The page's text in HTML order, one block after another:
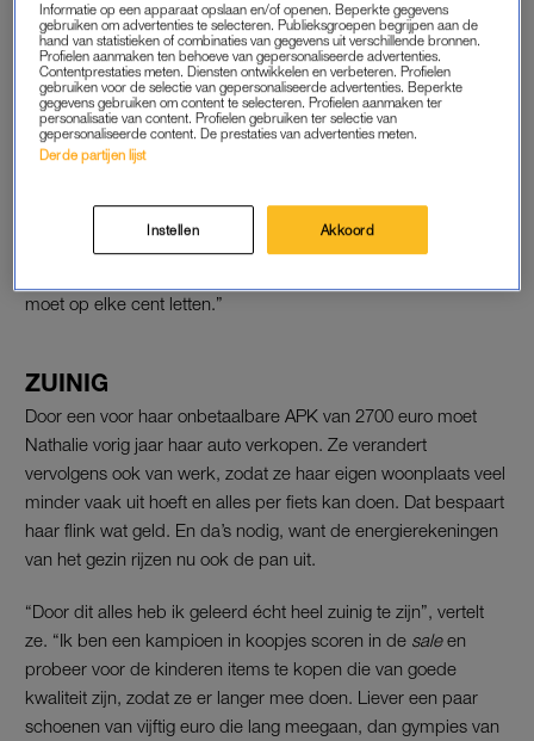
EX WIL SCHULDEN NIET AFBETALEN
Zo’n drie jaar geleden gaan de twee uit elkaar, de scheiding
verloopt erg moeizaam. Nathalies ex weigert sindsdien hun
gezamenlijke schulden mee af te betalen, waardoor deze
volledig bij haar komen te liggen.
moet op elke cent letten.”
ZUINIG
Door een voor haar onbetaalbare APK van 2700 euro moet
Nathalie vorig jaar haar auto verkopen. Ze verandert
vervolgens ook van werk, zodat ze haar eigen woonplaats veel
minder vaak uit hoeft en alles per fiets kan doen. Dat bespaart
haar flink wat geld. En da’s nodig, want de energierekeningen
van het gezin rijzen nu ook de pan uit.
“Door dit alles heb ik geleerd écht heel zuinig te zijn”, vertelt
ze. “Ik ben een kampioen in koopjes scoren in de saleen
probeer voor de kinderen items te kopen die van goede
kwaliteit zijn, zodat ze er langer mee doen. Liever een paar
schoenen van vijftig euro die lang meegaan, dan gympies van
Informatie op een apparaat opslaan en/of openen. Beperkte gegevens
gebruiken om advertenties te selecteren. Publieksgroepen begrijpen aan de
hand van statistieken of combinaties van gegevens uit verschillende bronnen.
Profielen aanmaken ten behoeve van gepersonaliseerde advertenties.
Contentprestaties meten. Diensten ontwikkelen en verbeteren. Profielen
gebruiken voor de selectie van gepersonaliseerde advertenties. Beperkte
gegevens gebruiken om content te selecteren. Profielen aanmaken ter
personalisatie van content. Profielen gebruiken ter selectie van
gepersonaliseerde content. De prestaties van advertenties meten.
Derde partijen lijst
Instellen Akkoord